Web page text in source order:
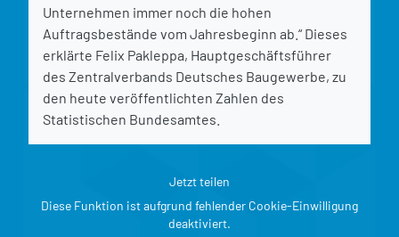
Unternehmen immer noch die hohen
Auftragsbestände vom Jahresbeginn ab.“ Dieses
erklärte Felix Pakleppa, Hauptgeschäftsführer
des Zentralverbands Deutsches Baugewerbe, zu
den heute veröffentlichten Zahlen des
Statistischen Bundesamtes.
Jetzt teilen
Diese Funktion ist aufgrund fehlender Cookie-Einwilligung
deaktiviert.